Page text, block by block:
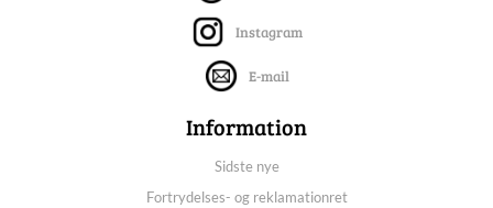
Instagram
E-mail
Information
Sidste nye
Fortrydelses- og reklamationret